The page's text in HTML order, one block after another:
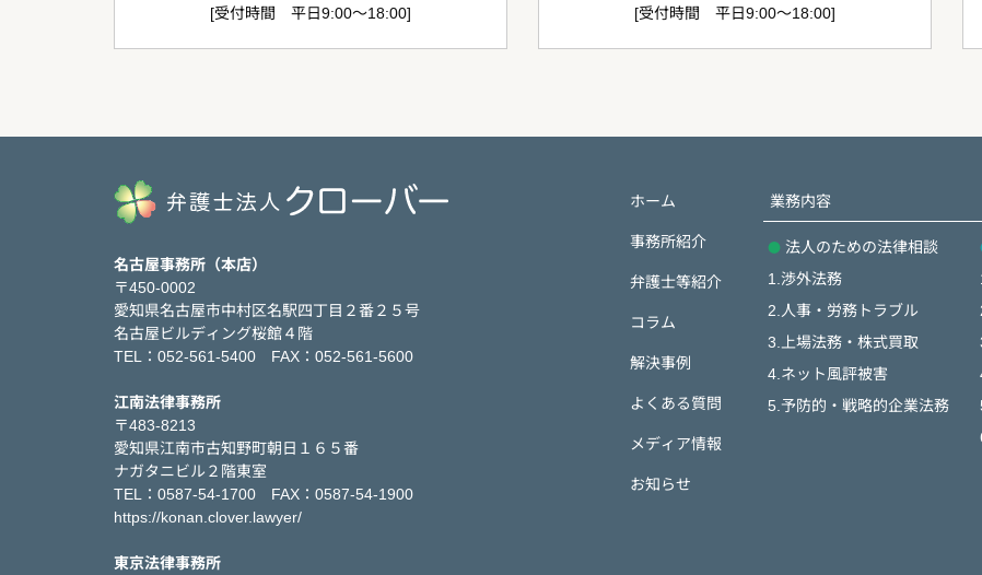
[受付時間 平日9:00～18:00] [受付時間 平日9:00～18:00]
名古屋事務所（本店）
〒450-0002
愛知県名古屋市中村区名駅四丁目２番２５号
名古屋ビルディング桜館４階
TEL：052-561-5400 FAX：052-561-5600
江南法律事務所
〒483-8213
愛知県江南市古知野町朝日１６５番
ナガタニビル２階東室
TEL：0587-54-1700 FAX：0587-54-1900
https://konan.clover.lawyer/
東京法律事務所
ホーム
事務所紹介
弁護士等紹介
コラム
解決事例
よくある質問
メディア情報
お知らせ
業務内容
法人のための法律相談
1.渉外法務
2.人事・労務トラブル
3.上場法務・株式買取
4.ネット風評被害
5.予防的・戦略的企業法務